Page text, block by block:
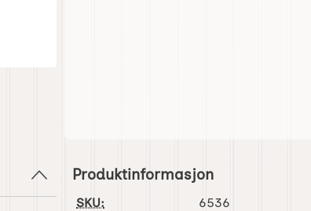
Produktinformasjon
SKU: 6536